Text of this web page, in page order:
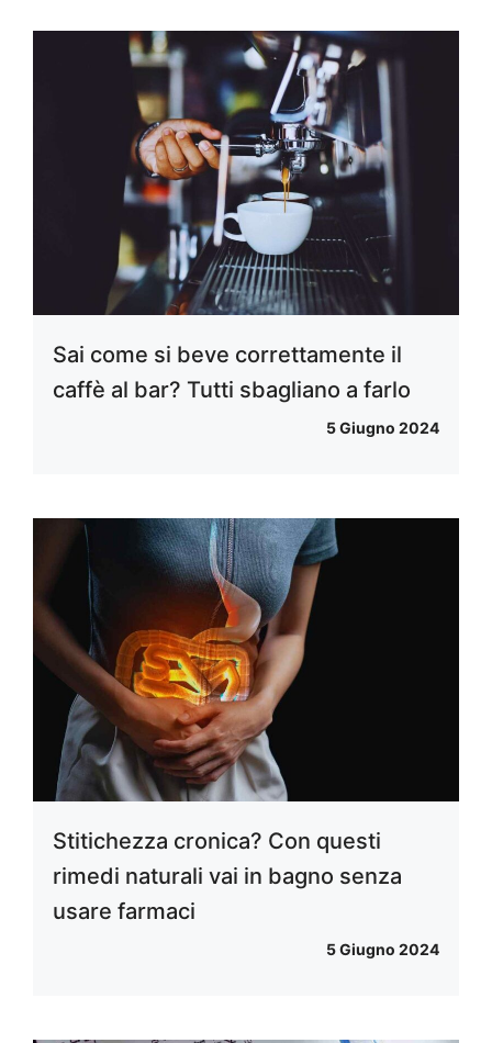
Sai come si beve correttamente il
caffè al bar? Tutti sbagliano a farlo
5 Giugno 2024
Stitichezza cronica? Con questi
rimedi naturali vai in bagno senza
usare farmaci
5 Giugno 2024